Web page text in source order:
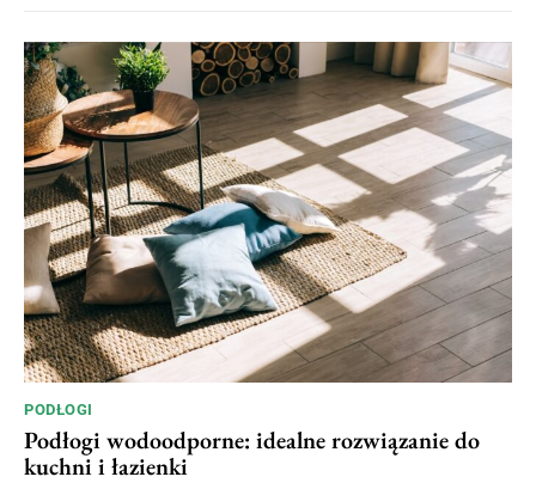
PODŁOGI
Podłogi wodoodporne: idealne rozwiązanie do
kuchni i łazienki